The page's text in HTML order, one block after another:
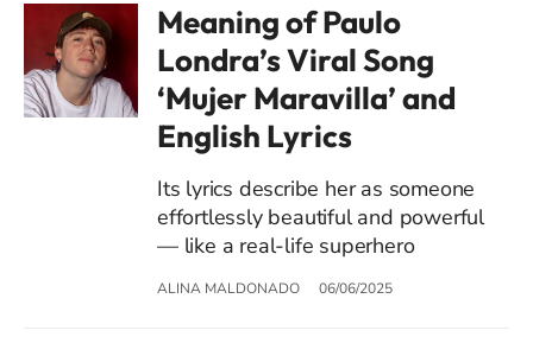
Meaning of Paulo
Londra’s Viral Song
‘Mujer Maravilla’ and
English Lyrics
Its lyrics describe her as someone
effortlessly beautiful and powerful
— like a real-life superhero
ALINA MALDONADO 06/06/2025